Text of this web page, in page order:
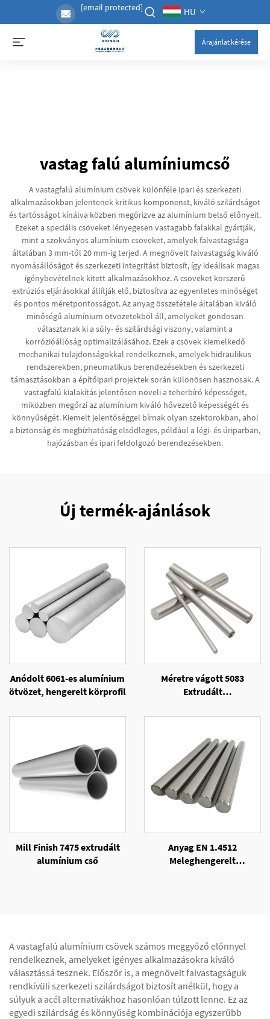
[email protected] HU
Árajánlat kérése
vastag falú alumíniumcső
A vastagfalú alumínium csövek különféle ipari és szerkezeti
alkalmazásokban jelentenek kritikus komponenst, kiváló szilárdságot
és tartósságot kínálva közben megőrizve az alumínium belső előnyeit.
Ezeket a speciális csöveket lényegesen vastagabb falakkal gyártják,
mint a szokványos alumínium csöveket, amelyek falvastagsága
általában 3 mm-től 20 mm-ig terjed. A megnövelt falvastagság kiváló
nyomásállóságot és szerkezeti integritást biztosít, így ideálisak magas
igénybevételnek kitett alkalmazásokhoz. A csöveket korszerű
extrúziós eljárásokkal állítják elő, biztosítva az egyenletes minőséget
és pontos méretpontosságot. Az anyag összetétele általában kiváló
minőségű alumínium ötvözetekből áll, amelyeket gondosan
választanak ki a súly- és szilárdsági viszony, valamint a
korrózióállóság optimalizálásához. Ezek a csövek kiemelkedő
mechanikai tulajdonságokkal rendelkeznek, amelyek hidraulikus
rendszerekben, pneumatikus berendezésekben és szerkezeti
támasztásokban a építőipari projektek során különösen hasznosak. A
vastagfalú kialakítás jelentősen növeli a teherbíró képességet,
miközben megőrzi az alumínium kiváló hővezető képességét és
könnyűségét. Kiemelt jelentőséggel bírnak olyan szektorokban, ahol
a biztonság és megbízhatóság elsődleges, például a légi- és űriparban,
hajózásban és ipari feldolgozó berendezésekben.
Új termék-ajánlások
Anódolt 6061-es alumínium
ötvözet, hengerelt körprofil
Méretre vágott 5083
Extrudált
Mill Finish 7475 extrudált
alumínium cső
Anyag EN 1.4512
Meleghengerelt
A vastagfalú alumínium csövek számos meggyőző előnnyel
rendelkeznek, amelyeket igényes alkalmazásokra kiváló
választássá tesznek. Először is, a megnövelt falvastagságuk
rendkívüli szerkezeti szilárdságot biztosít anélkül, hogy a
súlyuk a acél alternatívákhoz hasonlóan túlzott lenne. Ez az
egyedi szilárdság és könnyűség kombinációja egyszerűbb